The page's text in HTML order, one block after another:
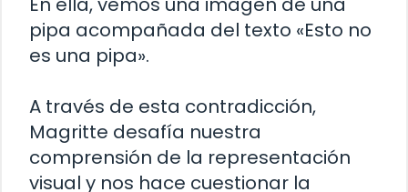
pipa acompañada del texto «Esto no
es una pipa».
A través de esta contradicción,
Magritte desafía nuestra
comprensión de la representación
visual y nos hace cuestionar la